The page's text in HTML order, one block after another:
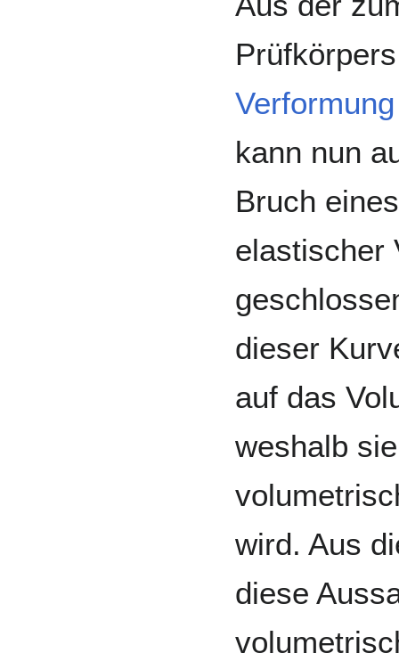
Verformung
kann nun
Bruch
elastischer
dieser
auf das
weshalb
wird. Aus
diese